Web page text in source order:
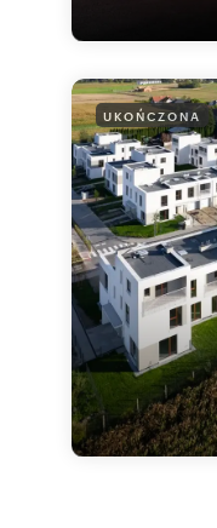
UKOŃCZONA